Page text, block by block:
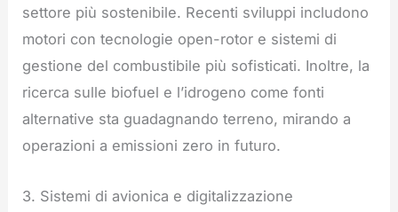
settore più sostenibile. Recenti sviluppi includono
motori con tecnologie open-rotor e sistemi di
gestione del combustibile più sofisticati. Inoltre, la
ricerca sulle biofuel e l’idrogeno come fonti
alternative sta guadagnando terreno, mirando a
operazioni a emissioni zero in futuro.
3. Sistemi di avionica e digitalizzazione